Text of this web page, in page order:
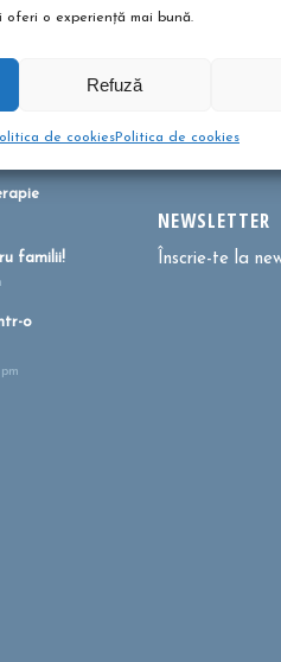
oferi o experiență mai bună.
Refuză
de cookiesPolitica de cookies
bune
familii!
o
Dă clic
urile pentru
activa
NEWSLETTER
Înscrie-te la